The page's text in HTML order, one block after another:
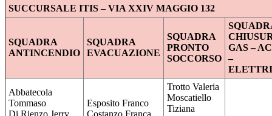
SUCCURSALE ITIS – VIA XXIV MAGGIO 132
SQUADRA
ANTINCENDIO
SQUADRA
EVACUAZIONE
SQUADRA
PRONTO
SOCCORSO
GAS –
–
Abbatecola
Tommaso
Esposito Franco
Trotto Valeria
Moscatiello
Tiziana